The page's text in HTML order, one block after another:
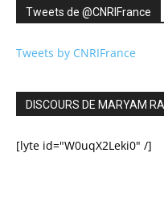
Tweets de ‎@CNRIFrance
Tweets by CNRIFrance
DISCOURS DE MARYAM
[lyte id="W0uqX2Leki0" /]